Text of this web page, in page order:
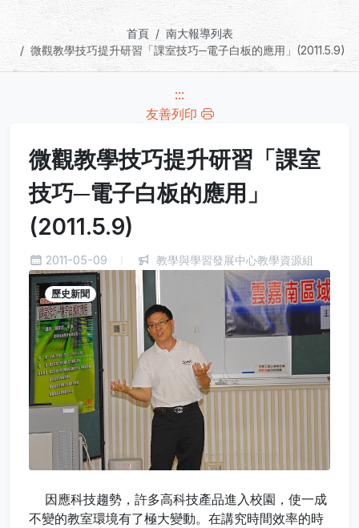
首頁
南大報導列表
微觀教學技巧提升研習「課室技巧─電子白板的應用」(2011.5.9)
:::
友善列印
微觀教學技巧提升研習「課室
技巧─電子白板的應用」
(2011.5.9)
2011-05-09 教學與學習發展中心教學資源組
歷史新聞
因應科技趨勢，許多高科技產品進入校園，使一成
不變的教室環境有了極大變動。在講究時間效率的時